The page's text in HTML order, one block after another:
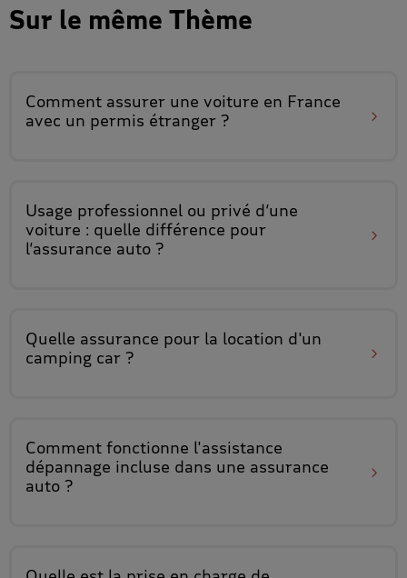
Sur le même Thème
Comment assurer une voiture en France
avec un permis étranger ?
Usage professionnel ou privé d’une
voiture : quelle différence pour
l’assurance auto ?
Quelle assurance pour la location d'un
camping car ?
Comment fonctionne l'assistance
dépannage incluse dans une assurance
auto ?